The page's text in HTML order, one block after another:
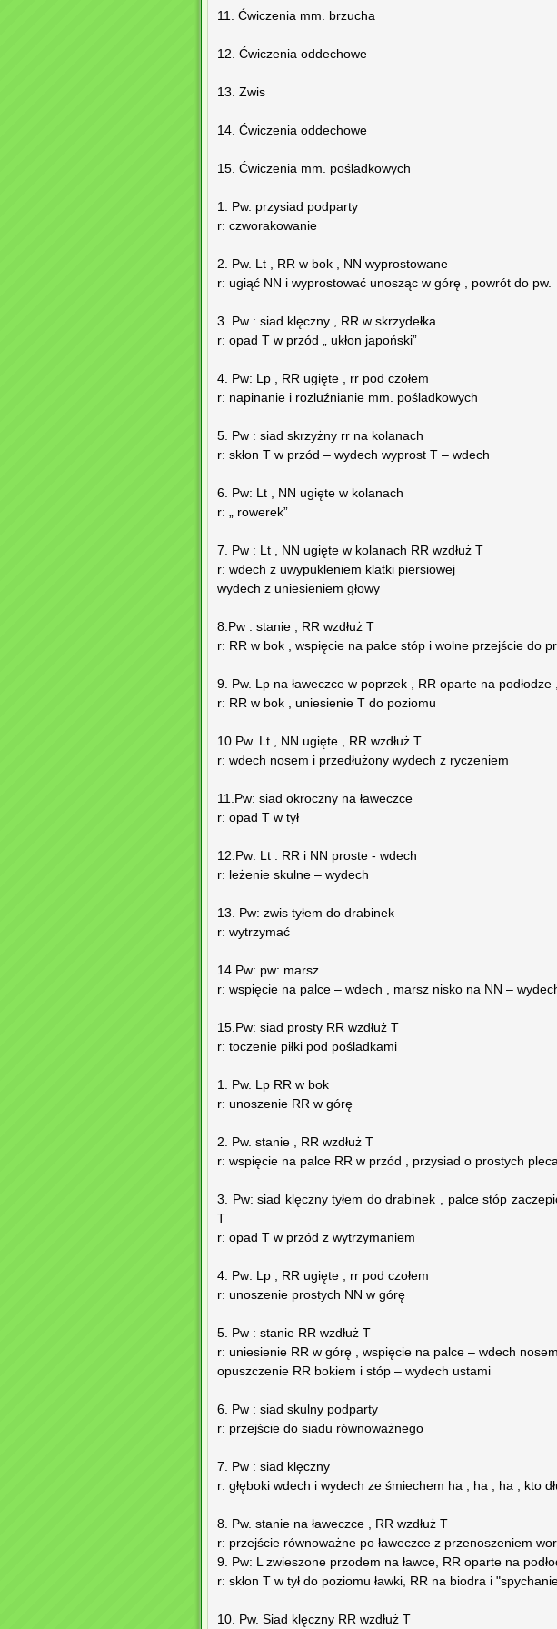
11. Ćwiczenia mm. brzucha
12. Ćwiczenia oddechowe
13. Zwis
14. Ćwiczenia oddechowe
15. Ćwiczenia mm. pośladkowych
1. Pw. przysiad podparty
r: czworakowanie
2. Pw. Lt , RR w bok , NN wyprostowane
r: ugiąć NN i wyprostować unosząc w górę , powrót do pw.
3. Pw : siad klęczny , RR w skrzydełka
r: opad T w przód „ ukłon japoński”
4. Pw: Lp , RR ugięte , rr pod czołem
r: napinanie i rozluźnianie mm. pośladkowych
5. Pw : siad skrzyżny rr na kolanach
r: skłon T w przód – wydech wyprost T – wdech
6. Pw: Lt , NN ugięte w kolanach
r: „ rowerek”
7. Pw : Lt , NN ugięte w kolanach RR wzdłuż T
r: wdech z uwypukleniem klatki piersiowej
wydech z uniesieniem głowy
8.Pw : stanie , RR wzdłuż T
r: RR w bok , wspięcie na palce stóp i wolne przejście do
9. Pw. Lp na ławeczce w poprzek , RR oparte na
r: RR w bok , uniesienie T do poziomu
10.Pw. Lt , NN ugięte , RR wzdłuż T
r: wdech nosem i przedłużony wydech z ryczeniem
11.Pw: siad okroczny na ławeczce
r: opad T w tył
12.Pw: Lt . RR i NN proste - wdech
r: leżenie skulne – wydech
13. Pw: zwis tyłem do drabinek
r: wytrzymać
14.Pw: pw: marsz
r: wspięcie na palce – wdech , marsz nisko na NN –
15.Pw: siad prosty RR wzdłuż T
r: toczenie piłki pod pośladkami
1. Pw. Lp RR w bok
r: unoszenie RR w górę
2. Pw. stanie , RR wzdłuż T
r: wspięcie na palce RR w przód , przysiad o prostych
3. Pw: siad klęczny tyłem do drabinek , palce stóp
T
r: opad T w przód z wytrzymaniem
4. Pw: Lp , RR ugięte , rr pod czołem
r: unoszenie prostych NN w górę
5. Pw : stanie RR wzdłuż T
r: uniesienie RR w górę , wspięcie na palce – wdech
opuszczenie RR bokiem i stóp – wydech ustami
6. Pw : siad skulny podparty
r: przejście do siadu równoważnego
7. Pw : siad klęczny
r: głęboki wdech i wydech ze śmiechem ha , ha , ha , kto
8. Pw. stanie na ławeczce , RR wzdłuż T
r: przejście równoważne po ławeczce z przenoszeniem
9. Pw: L zwieszone przodem na ławce, RR oparte na
r: skłon T w tył do poziomu ławki, RR na biodra i
10. Pw. Siad klęczny RR wzdłuż T